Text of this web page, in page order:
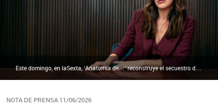
NOTA DE PRENSA 11/06/2026
Este domingo, en laSexta, ‘Anatomía de…’ reconstruye el secuestro del padre de Julio Iglesias y las claves de su rescate de película | Atresmedia